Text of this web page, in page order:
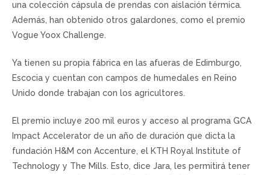
una colección cápsula de prendas con aislación térmica.
Además, han obtenido otros galardones, como el premio
Vogue Yoox Challenge.
Ya tienen su propia fábrica en las afueras de Edimburgo,
Escocia y cuentan con campos de humedales en Reino
Unido donde trabajan con los agricultores.
El premio incluye 200 mil euros y acceso al programa GCA
Impact Accelerator de un año de duración que dicta la
fundación H&M con Accenture, el KTH Royal Institute of
Technology y The Mills. Esto, dice Jara, les permitirá tener